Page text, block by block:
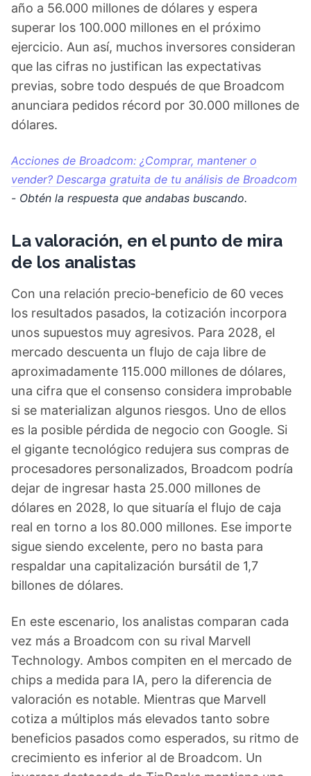
año a 56.000 millones de dólares y espera
superar los 100.000 millones en el próximo
ejercicio. Aun así, muchos inversores consideran
que las cifras no justifican las expectativas
previas, sobre todo después de que Broadcom
anunciara pedidos récord por 30.000 millones de
dólares.
Acciones de Broadcom: ¿Comprar, mantener o
vender? Descarga gratuita de tu análisis de Broadcom
- Obtén la respuesta que andabas buscando.
La valoración, en el punto de mira
de los analistas
Con una relación precio‑beneficio de 60 veces
los resultados pasados, la cotización incorpora
unos supuestos muy agresivos. Para 2028, el
mercado descuenta un flujo de caja libre de
aproximadamente 115.000 millones de dólares,
una cifra que el consenso considera improbable
si se materializan algunos riesgos. Uno de ellos
es la posible pérdida de negocio con Google. Si
el gigante tecnológico redujera sus compras de
procesadores personalizados, Broadcom podría
dejar de ingresar hasta 25.000 millones de
dólares en 2028, lo que situaría el flujo de caja
real en torno a los 80.000 millones. Ese importe
sigue siendo excelente, pero no basta para
respaldar una capitalización bursátil de 1,7
billones de dólares.
En este escenario, los analistas comparan cada
vez más a Broadcom con su rival Marvell
Technology. Ambos compiten en el mercado de
chips a medida para IA, pero la diferencia de
valoración es notable. Mientras que Marvell
cotiza a múltiplos más elevados tanto sobre
beneficios pasados como esperados, su ritmo de
crecimiento es inferior al de Broadcom. Un